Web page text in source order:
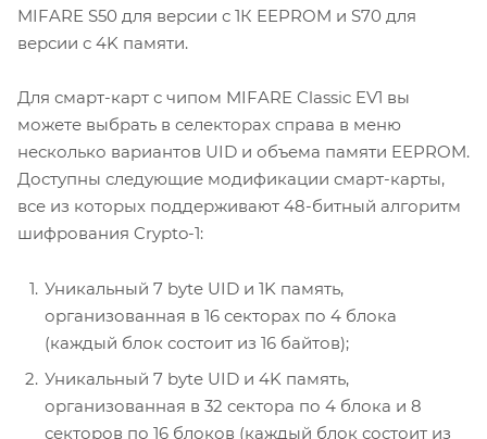
MIFARE S50 для версии с 1К EEPROM и S70 для
версии с 4K памяти.
Для смарт-карт с чипом MIFARE Classic EV1 вы
можете выбрать в селекторах справа в меню
несколько вариантов UID и объема памяти EEPROM.
Доступны следующие модификации смарт-карты,
все из которых поддерживают 48-битный алгоритм
шифрования Crypto-1:
Уникальный 7 byte UID и 1K память,
организованная в 16 секторах по 4 блока
(каждый блок состоит из 16 байтов);
Уникальный 7 byte UID и 4K память,
организованная в 32 сектора по 4 блока и 8
секторов по 16 блоков (каждый блок состоит из